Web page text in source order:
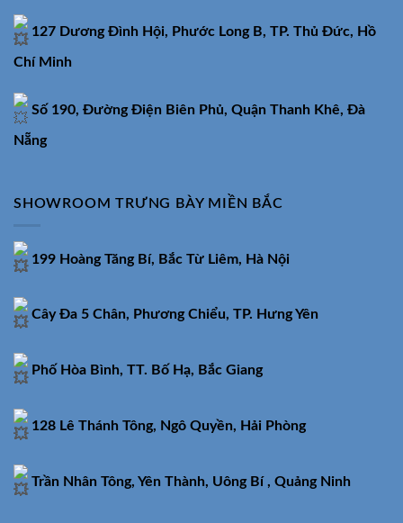
127 Dương Đình Hội, Phước Long B, TP. Thủ Đức, Hồ
Chí Minh
Số 190, Đường Điện Biên Phủ, Quận Thanh Khê, Đà
Nẵng
SHOWROOM TRƯNG BÀY MIỀN BẮC
199 Hoàng Tăng Bí, Bắc Từ Liêm, Hà Nội
Cây Đa 5 Chân, Phương Chiểu, TP. Hưng Yên
Phố Hòa Bình, TT. Bố Hạ, Bắc Giang
128 Lê Thánh Tông, Ngô Quyền, Hải Phòng
Trần Nhân Tông, Yên Thành, Uông Bí , Quảng Ninh